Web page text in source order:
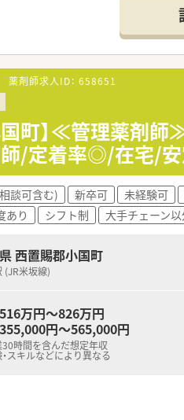
帰率 100％（2015年～2018年
給取得 9.9日/年』
社員区分性』
ル社員：全国で活躍
社員：東北エリアで活躍／県内
外でのご活躍可能なフィール
の方に関しては年に2回ほど面
、例えば、門前の薬局で地域
を提案することが可能です◎
も長くご活躍いただけるよう
る薬剤師』を教育体制の主軸
年で自己を育てる制度をとっ
い方でもスキルに合わせた勉
介≫
ク門前で内科・整形外科をメ
の服薬指導を丁寧に行えるよ
薬剤師求人ID： 658651
国町】≪管理薬剤
/定着率◎/在宅/
談可含む) 新卒可 未経験可
あり シフト制 大手チェーン
西置賜郡小国町
(JR米坂線)
万円～826万円
円～565,000円
時間を含んだ想定年収
スキルなどにより異なる